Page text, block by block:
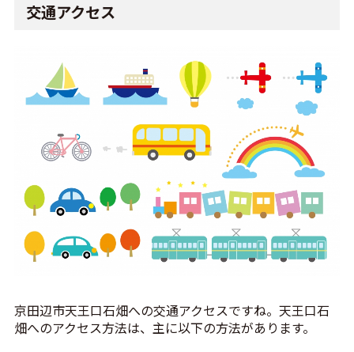
交通アクセス
京田辺市天王口石畑への交通アクセスですね。天王口石
畑へのアクセス方法は、主に以下の方法があります。